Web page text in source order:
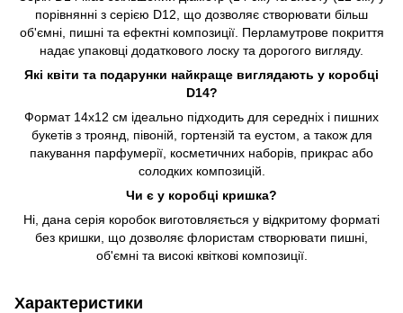
порівнянні з серією D12, що дозволяє створювати більш
об'ємні, пишні та ефектні композиції. Перламутрове покриття
надає упаковці додаткового лоску та дорогого вигляду.
Які квіти та подарунки найкраще виглядають у коробці
D14?
Формат 14х12 см ідеально підходить для середніх і пишних
букетів з троянд, півоній, гортензій та еустом, а також для
пакування парфумерії, косметичних наборів, прикрас або
солодких композицій.
Чи є у коробці кришка?
Ні, дана серія коробок виготовляється у відкритому форматі
без кришки, що дозволяє флористам створювати пишні,
об'ємні та високі квіткові композиції.
Характеристики